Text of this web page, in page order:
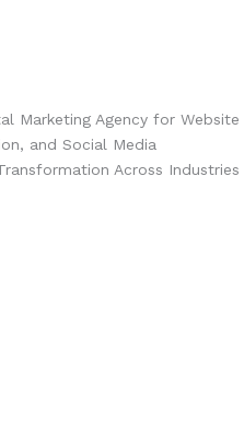
Marketing Agency for Website
and Social Media
Across Industries